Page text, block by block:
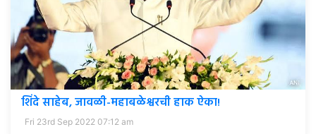
शिंदे साहेब, जावळी-महाबळेश्वरची हाक ऐका!
Fri 23rd Sep 2022 07:12 am